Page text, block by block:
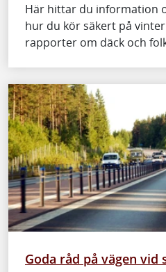
Här hittar du information
hur du kör säkert på
rapporter om däck och
Goda råd på vägen vid